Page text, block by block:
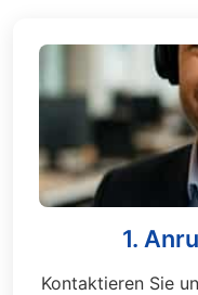
1.
Kontaktieren Sie